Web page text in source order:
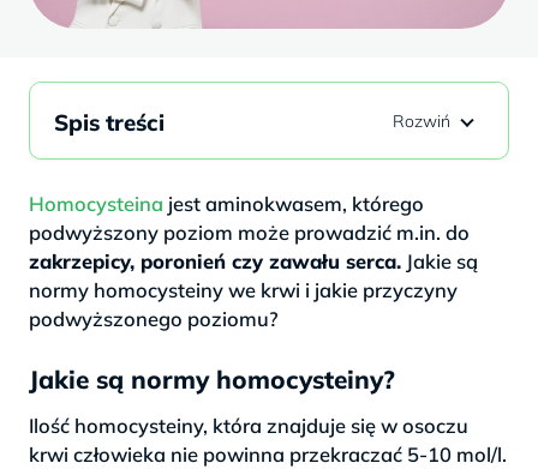
Homocysteina jest aminokwasem, którego
podwyższony poziom może prowadzić m.in. do
zakrzepicy, poronień czy zawału serca. Jakie są
normy homocysteiny we krwi i jakie przyczyny
podwyższonego poziomu?
Jakie są normy homocysteiny?
Ilość homocysteiny, która znajduje się w osoczu
krwi człowieka nie powinna przekraczać 5-10 mol/l.
Spis treści